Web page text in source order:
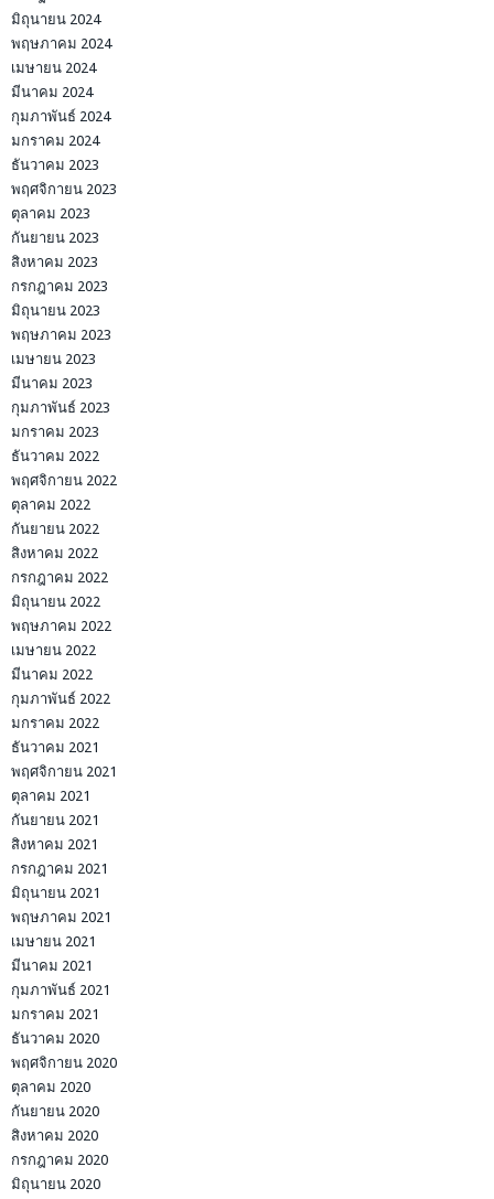
มิถุนายน 2024
พฤษภาคม 2024
เมษายน 2024
มีนาคม 2024
กุมภาพันธ์ 2024
มกราคม 2024
ธันวาคม 2023
พฤศจิกายน 2023
ตุลาคม 2023
กันยายน 2023
สิงหาคม 2023
กรกฎาคม 2023
มิถุนายน 2023
พฤษภาคม 2023
เมษายน 2023
มีนาคม 2023
กุมภาพันธ์ 2023
มกราคม 2023
ธันวาคม 2022
พฤศจิกายน 2022
ตุลาคม 2022
กันยายน 2022
สิงหาคม 2022
กรกฎาคม 2022
มิถุนายน 2022
พฤษภาคม 2022
เมษายน 2022
มีนาคม 2022
กุมภาพันธ์ 2022
มกราคม 2022
ธันวาคม 2021
พฤศจิกายน 2021
ตุลาคม 2021
กันยายน 2021
สิงหาคม 2021
กรกฎาคม 2021
มิถุนายน 2021
พฤษภาคม 2021
เมษายน 2021
มีนาคม 2021
กุมภาพันธ์ 2021
มกราคม 2021
ธันวาคม 2020
พฤศจิกายน 2020
ตุลาคม 2020
กันยายน 2020
สิงหาคม 2020
กรกฎาคม 2020
มิถุนายน 2020